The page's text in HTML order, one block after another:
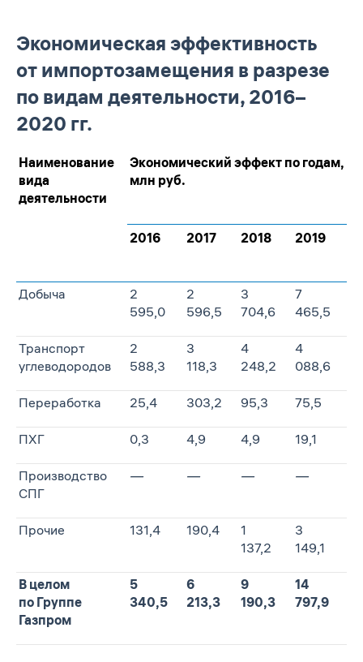
Экономическая эффективность
от импортозамещения в разрезе
по видам деятельности, 2016–
2020 гг.
Наименование
вида
деятельности
Экономический эффект по годам,
млн руб.
2016 2017 2018 2019
Добыча
2
595,0
2
596,5
3
704,6
7
465,5
Транспорт
углеводородов
2
588,3
3
118,3
4
248,2
4
088,6
Переработка 25,4 303,2 95,3 75,5
ПХГ 0,3 4,9 4,9 19,1
Производство
СПГ
— — — —
Прочие 131,4 190,4
1
137,2
3
149,1
В целом
по Группе
Газпром
5
340,5
6
213,3
9
190,3
14
797,9